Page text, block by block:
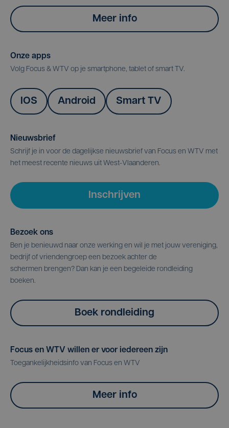
Meer info
Onze apps
Volg Focus & WTV op je smartphone, tablet of smart TV.
IOS Android Smart TV
Nieuwsbrief
Schrijf je in voor de dagelijkse nieuwsbrief van Focus en WTV met
het meest recente nieuws uit West-Vlaanderen.
Inschrijven
Bezoek ons
Ben je benieuwd naar onze werking en wil je met jouw vereniging,
bedrijf of vriendengroep een bezoek achter de
schermen brengen? Dan kan je een begeleide rondleiding
boeken.
Boek rondleiding
Focus en WTV willen er voor iedereen zijn
Toegankelijkheidsinfo van Focus en WTV
Meer info